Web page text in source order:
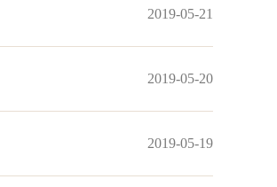
2019-05-21
2019-05-20
2019-05-19